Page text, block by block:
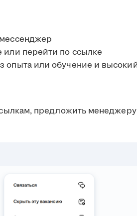
или перейти по ссылке
опыта или обучение и
предложить